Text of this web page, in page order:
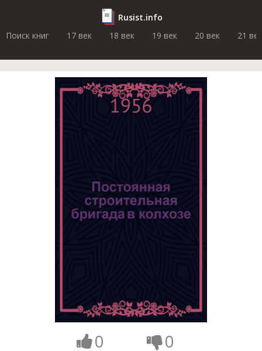
Rusist.info
Поиск книг
17 век 18 век 19 век 20 век 21 век
0 0